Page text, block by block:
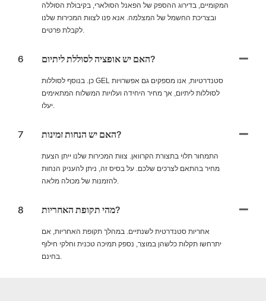
המקומיים, בדירוג ההספק של הפאנל הסולארי, בקיבולת הסוללה
ובצריכת החשמל של המצלמה. אנא פנו לצוות המכירות שלנו
6 האם יש אופציה לסוללת ליתיום?
כן. בנוסף לסוללות GEL סטנדרטיות, אנו מספקים גם אפשרויות
לסוללות ליתיום, אך מחיר היחידה ועלויות המשלוח המתאימים
7 האם יש הנחות זמינות?
התמחור תלוי בתצורת הקרוואן. צוות המכירות שלנו ייתן הצעת
מחיר בהתאם לצרכים שלכם. על בסיס זה, ניתן להעניק הנחות
8 מהי תקופת האחריות?
אחריות סטנדרטית לשנתיים. במהלך תקופת האחריות, אם
יתרחשו תקלות כלשהן במוצר, נספק תמיכה טכנית וחלקי חילוף